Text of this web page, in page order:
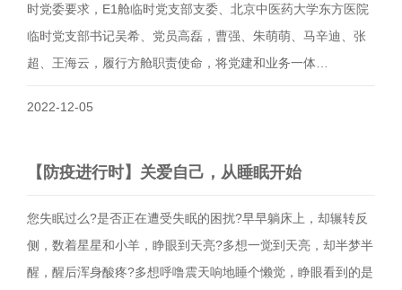
时党委要求，E1舱临时党支部支委、北京中医药大学东方医院
临时党支部书记吴希、党员高磊，曹强、朱萌萌、马辛迪、张
超、王海云，履行方舱职责使命，将党建和业务一体…
2022-12-05
【防疫进行时】关爱自己，从睡眠开始
您失眠过么?是否正在遭受失眠的困扰?早早躺床上，却辗转反
侧，数着星星和小羊，睁眼到天亮?多想一觉到天亮，却半梦半
醒，醒后浑身酸疼?多想呼噜震天响地睡个懒觉，睁眼看到的是